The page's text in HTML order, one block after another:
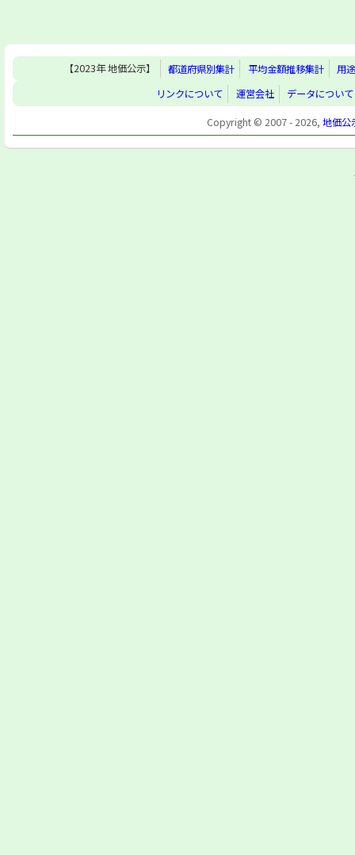
【2023年 地価公示】 都道府県別集計 平均金額推移集計
用
リンクについて
運営会社
データについて
Copyright © 2007 - 2026, 地価公